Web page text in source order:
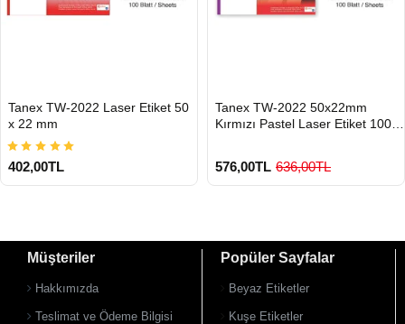
GÖNDERİ
Tanex TW-2022 Laser Etiket 50
x 22 mm
402,00TL
GÖNDERİ
Tanex TW-2022 50x22mm
Kırmızı Pastel Laser Etiket 100
576,00TL 636,00TL
Müşteriler
Hakkımızda
Teslimat ve Ödeme Bilgisi
Popüler Sayfalar
Beyaz Etiketler
Kuşe Etiketler